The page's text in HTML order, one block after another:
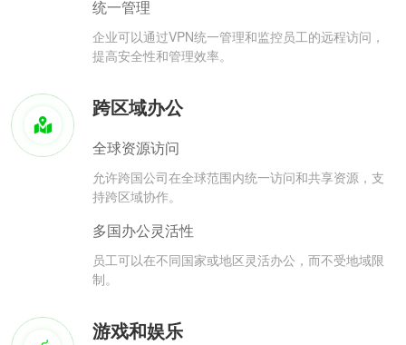
统一管理
企业可以通过VPN统一管理和监控员工的远程访问，
提高安全性和管理效率。
跨区域办公
全球资源访问
允许跨国公司在全球范围内统一访问和共享资源，支
持跨区域协作。
多国办公灵活性
员工可以在不同国家或地区灵活办公，而不受地域限
制。
游戏和娱乐